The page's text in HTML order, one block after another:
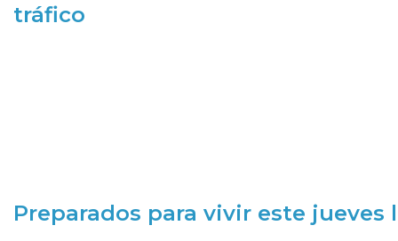
tráfico
Preparados para vivir este jueves